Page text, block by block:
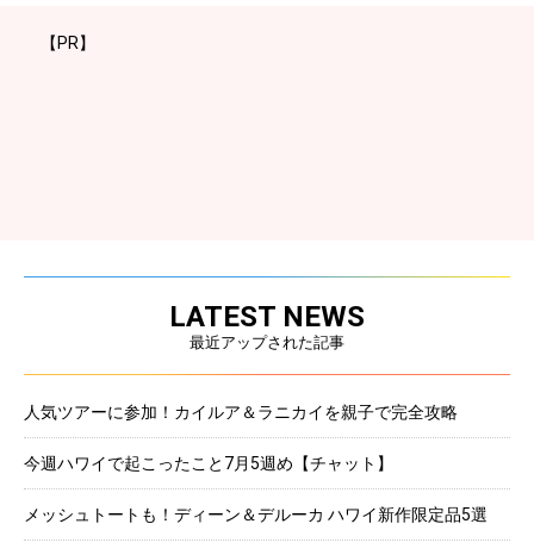
【PR】
LATEST NEWS
最近アップされた記事
人気ツアーに参加！カイルア＆ラニカイを親子で完全攻略
今週ハワイで起こったこと7月5週め【チャット】
メッシュトートも！ディーン＆デルーカ ハワイ新作限定品5選